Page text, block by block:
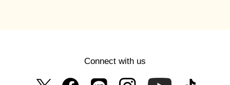
Connect with us